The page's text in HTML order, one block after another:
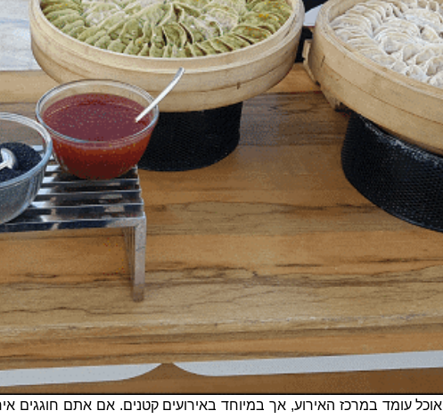
עומד במרכז האירוע, אך במיוחד באירועים קטנים. אם אתם חוגגים